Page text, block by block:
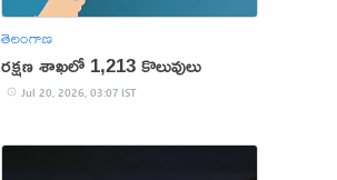
తెలంగాణ
రక్షణ శాఖలో 1,213 కొలువులు
Jul 20, 2026, 03:07 IST